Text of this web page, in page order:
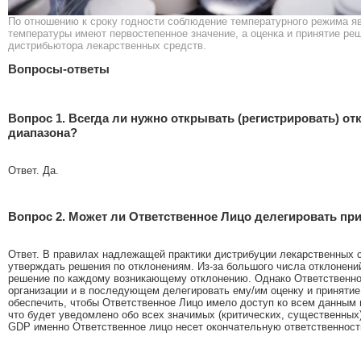
По отношению к сроку годности соблюдение температурного режима
температуры имеют первостепенное значение, а оценка и принятие
дистрибьютора лекарственных средств.
Вопросы-ответы
Вопрос 1. Всегда ли нужно открывать (регистрировать)
диапазона?
Ответ. Да.
Вопрос 2. Может ли Ответственное Лицо делегировать
Ответ. В правилах надлежащей практики дистрибуции
утверждать решения по отклонениям. Из-за большого числа
решение по каждому возникающему отклонению. Однако
организации и в последующем делегировать ему/им оценку и
обеспечить, чтобы Ответственное Лицо имело доступ ко всем
что будет уведомлено обо всех значимых (критических,
GDP именно Ответственное лицо несет окончательную